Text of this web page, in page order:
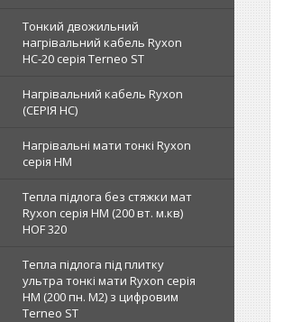
Тонкий двожильний
нагрівальний кабель Ryxon
HC-20 серія Terneo ST
Нагрівальний кабель Ryxon
(СЕРІЯ НС)
Нагрівальні мати тонкі Ryxon
серія НМ
Тепла підлога без стяжки мат
Ryxon серія НМ (200 вт. м.кв)
HOF 320
Тепла підлога під плитку
ультра тонкі мати Ryxon серія
НМ (200 пн. М2) з цифровим
Terneo ST